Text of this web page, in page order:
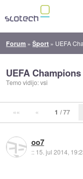
Forum »Šport » UEFA
UEFA
Temo vidijo: vsi
«« « 1 / 77
oo7
:: 15. jul 2014,